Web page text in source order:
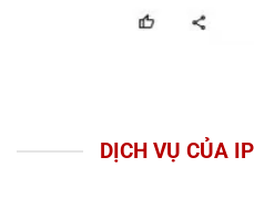
DỊCH VỤ CỦA